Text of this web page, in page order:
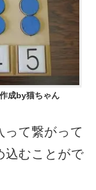
成by猫ちゃん
って繋がって
込むことがで